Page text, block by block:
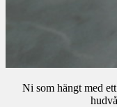
Ni som hängt med